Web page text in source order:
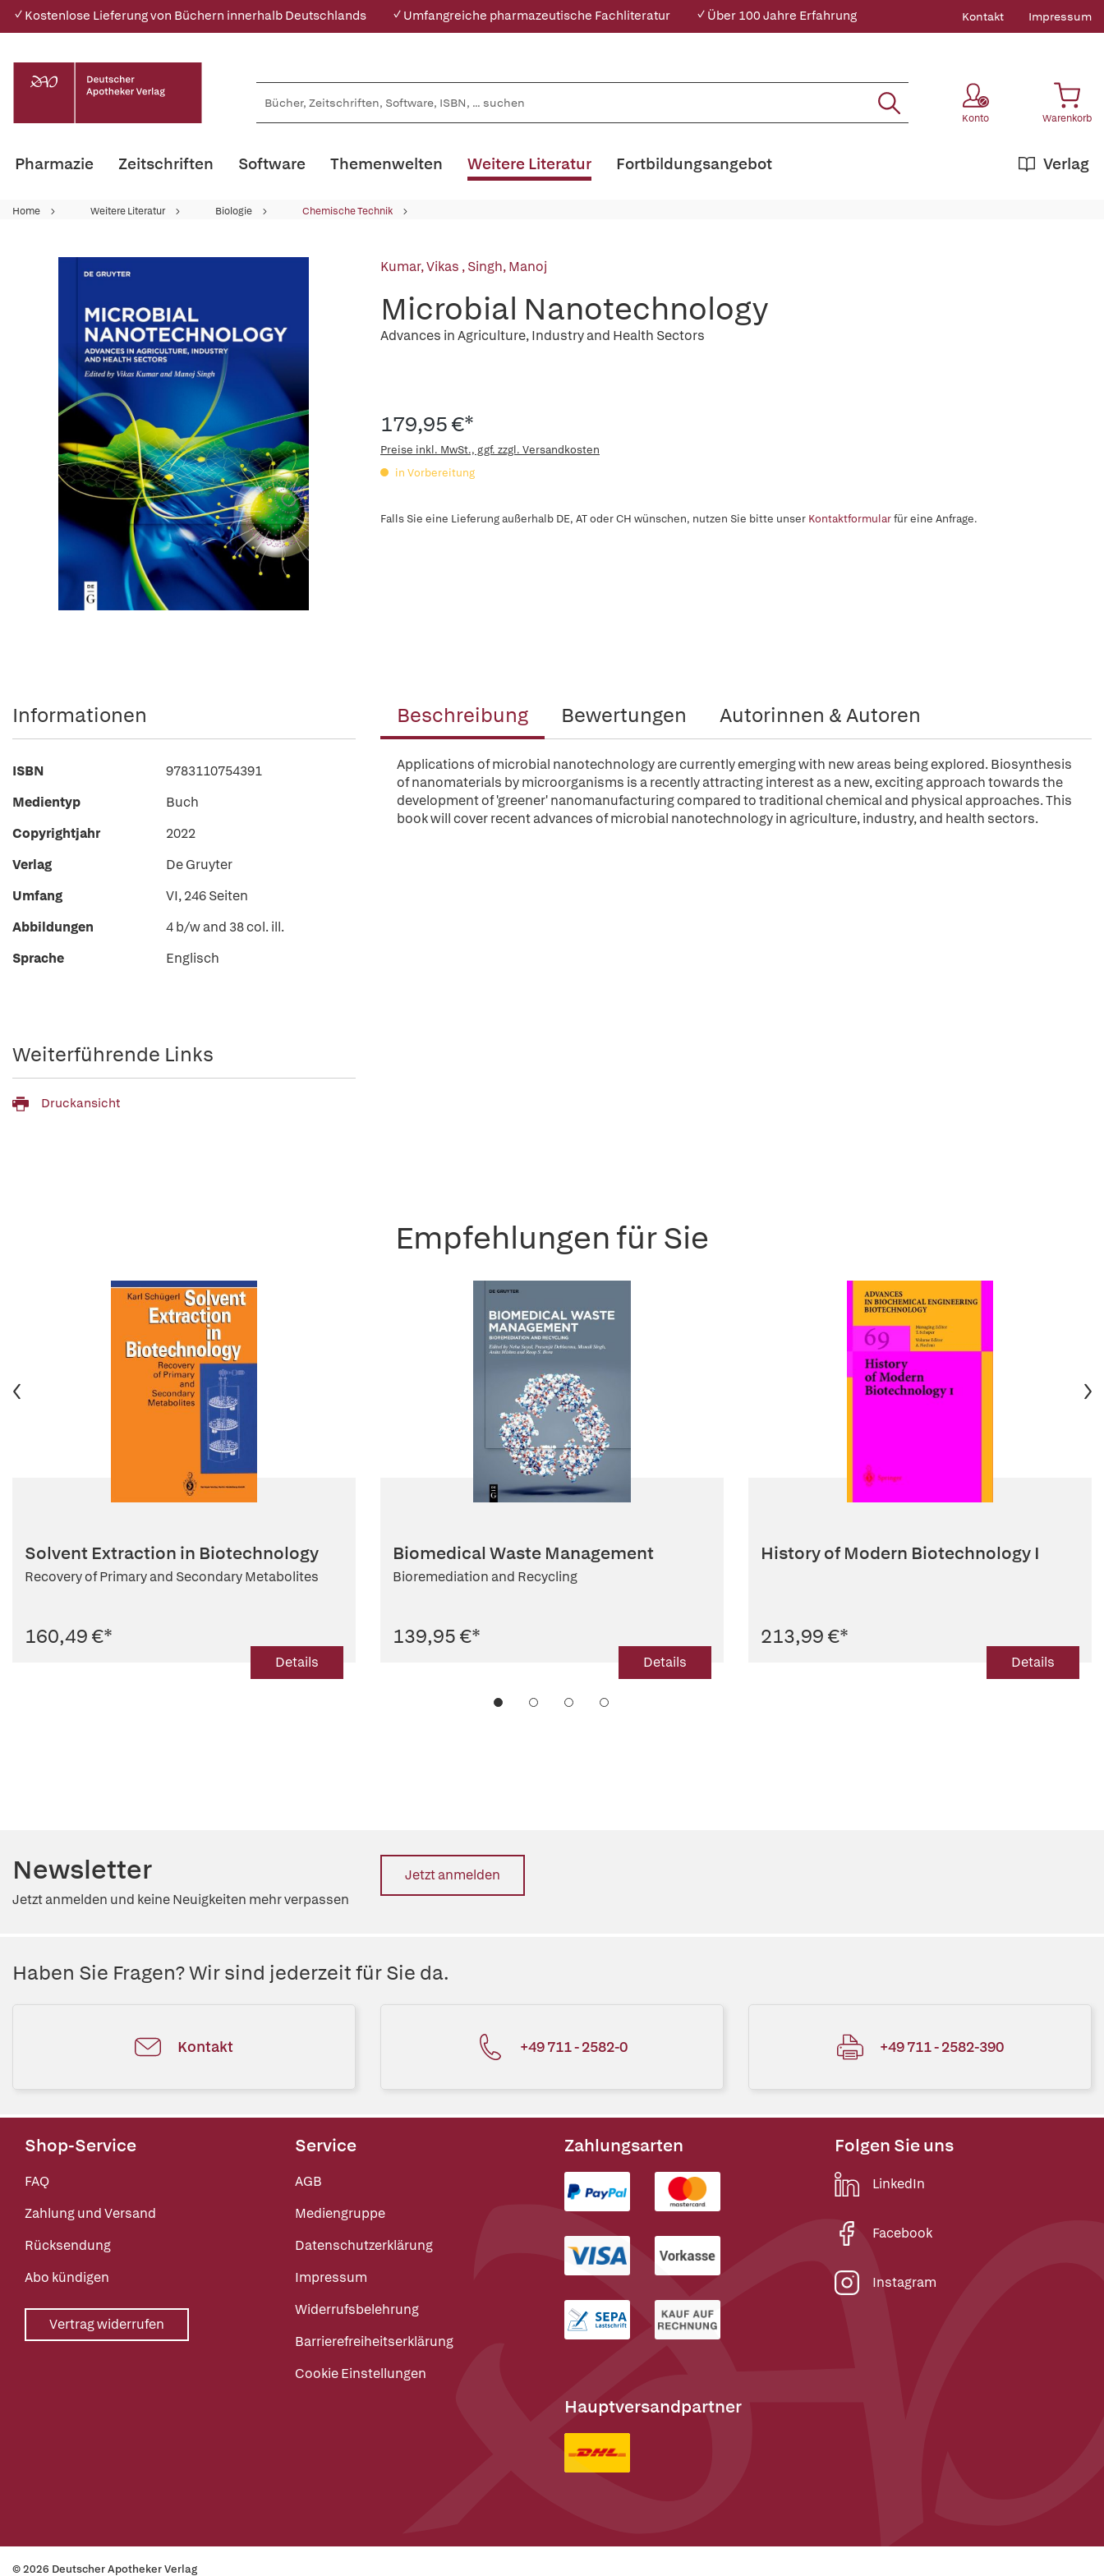
✓ Kostenlose Lieferung von Büchern innerhalb Deutschlands ✓ Umfangreiche pharmazeutische Fachliteratur ✓ Über 100 Jahre Erfahrung Kontakt Impressum
Konto Warenkorb
Pharmazie Zeitschriften Software Themenwelten Weitere Literatur Verlag
Fortbildungsangebot
Home Weitere Literatur Biologie Chemische Technik
Kumar, Vikas ,Singh, Manoj
Microbial Nanotechnology
Advances in Agriculture, Industry and Health Sectors
179,95 €*
Preise inkl. MwSt., ggf. zzgl. Versandkosten
in Vorbereitung
Falls Sie eine Lieferung außerhalb DE, AT oder CH wünschen, nutzen Sie bitte unser Kontaktformularfür eine Anfrage.
Beschreibung Bewertungen Autorinnen & Autoren
Applications of microbial nanotechnology are currently emerging with new areas being explored. Biosynthesis
of nanomaterials by microorganisms is a recently attracting interest as a new, exciting approach towards the
development of 'greener' nanomanufacturing compared to traditional chemical and physical approaches. This
book will cover recent advances of microbial nanotechnology in agriculture, industry, and health sectors.
Informationen
ISBN
9783110754391
Medientyp
Buch
Copyrightjahr
2022
Verlag
De Gruyter
Umfang
VI, 246 Seiten
Abbildungen
4 b/w and 38 col. ill.
Sprache
Englisch
Weiterführende Links
Druckansicht
Empfehlungen für Sie
Solvent Extraction in Biotechnology
Recovery of Primary and Secondary Metabolites
160,49 €*
Details
Biomedical Waste Management
Bioremediation and Recycling
139,95 €*
Details
History of Modern Biotechnology I
213,99 €*
Details
Newsletter
Jetzt anmelden und keine Neuigkeiten mehr verpassen
Jetzt anmelden
Haben Sie Fragen? Wir sind jederzeit für Sie da.
Kontakt +49 711 - 2582-0 +49 711 - 2582-390
Shop-Service
FAQ
Zahlung und Versand
Rücksendung
Abo kündigen
Vertrag widerrufen
Service
AGB
Mediengruppe
Datenschutzerklärung
Impressum
Widerrufsbelehrung
Barrierefreiheitserklärung
Cookie Einstellungen
Zahlungsarten
Hauptversandpartner
Folgen Sie uns
LinkedIn
Facebook
Instagram
© 2026 Deutscher Apotheker Verlag